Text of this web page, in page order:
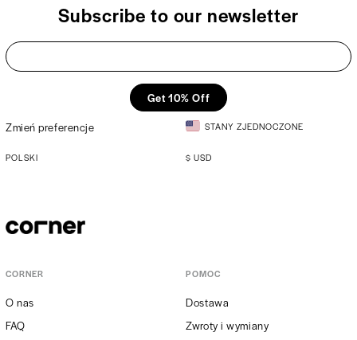
Subscribe to our newsletter
Get 10% Off
Zmień preferencje
STANY ZJEDNOCZONE
POLSKI $ USD
CORNER
O nas
FAQ
POMOC
Dostawa
Zwroty i wymiany